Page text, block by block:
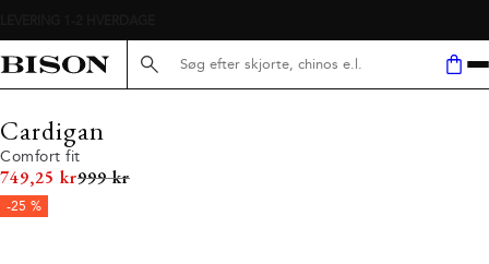
Søg her...
Cardigan
Comfort fit
749,25 krI alt (uden rabat)
999 kr
-25 %